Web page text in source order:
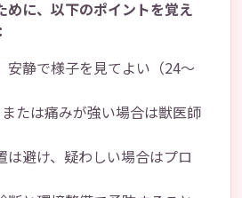
めに、以下のポイントを覚え
安静で様子を見てよい（24～
たは痛みが強い場合は獣医師
は避け、疑わしい場合はプロ